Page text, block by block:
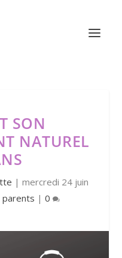
SON
NATUREL
| mercredi 24 juin
parents | 0